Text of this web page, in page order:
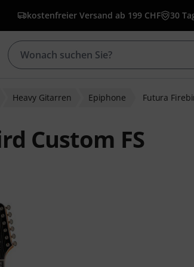
kostenfreier Versand ab 199 CHF 30
Heavy Gitarren Epiphone Futura
Custom FS